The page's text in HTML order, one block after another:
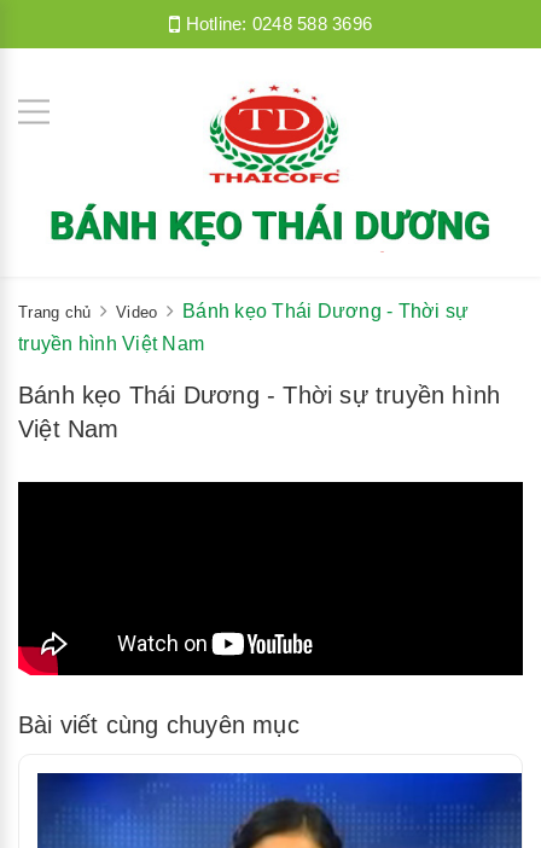
Hotline: 0248 588 3696
Trang chủ Video
Bánh kẹo Thái Dương - Thời sự
truyền hình Việt Nam
Bánh kẹo Thái Dương - Thời sự truyền hình
Việt Nam
Bài viết cùng chuyên mục